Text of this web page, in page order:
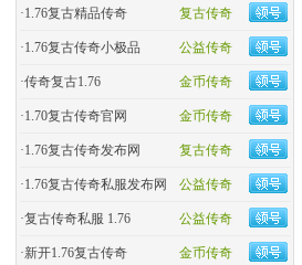
复古传奇
·1.76复古精品传奇
公益传奇
·1.76复古传奇小极品
金币传奇
·传奇复古1.76
金币传奇
·1.70复古传奇官网
复古传奇
·1.76复古传奇发布网
公益传奇
·1.76复古传奇私服发布网
公益传奇
·复古传奇私服 1.76
金币传奇
·新开1.76复古传奇